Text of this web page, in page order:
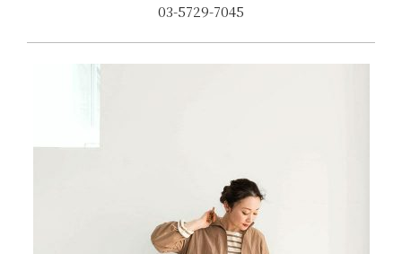
03-5729-7045